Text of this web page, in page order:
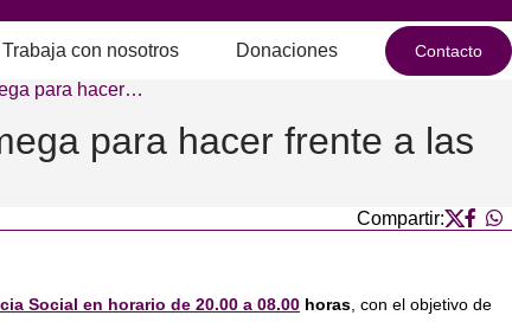
Trabaja con nosotros Donaciones Contacto
para hacer…
para hacer frente a las
Compartir:
Social en horario de 20.00 a 08.00 horas , con el objetivo de